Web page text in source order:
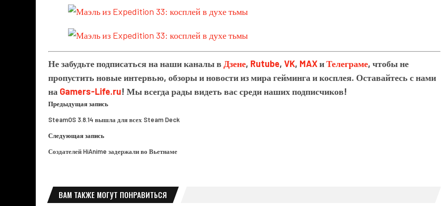
Не забудьте подписаться на наши каналы в Дзене, Rutube, VK, MAXиТелеграме, чтобы не
пропустить новые интервью, обзоры и новости из мира гейминга и косплея. Оставайтесь с нами
на Gamers-Life.ru! Мы всегда рады видеть вас среди наших подписчиков!
Предыдущая запись
SteamOS 3.8.14 вышла для всех Steam Deck
Следующая запись
Создателей HiAnime задержали во Вьетнаме
ВАМ ТАКЖЕ МОГУТ ПОНРАВИТЬСЯ